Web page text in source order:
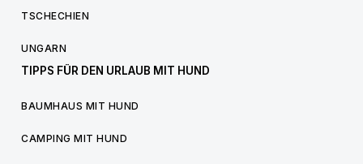
TSCHECHIEN
UNGARN
TIPPS FÜR DEN URLAUB MIT HUND
BAUMHAUS MIT HUND
CAMPING MIT HUND